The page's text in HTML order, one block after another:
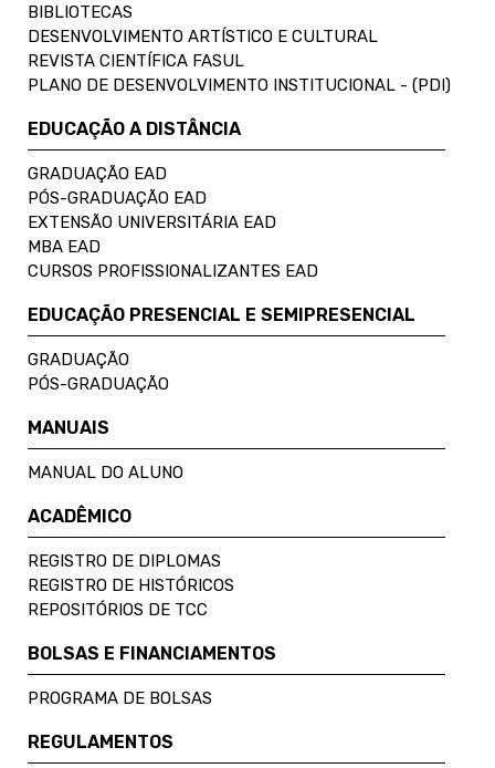
BIBLIOTECAS
DESENVOLVIMENTO ARTÍSTICO E CULTURAL
REVISTA CIENTÍFICA FASUL
PLANO DE DESENVOLVIMENTO INSTITUCIONAL - (PDI)
EDUCAÇÃO A DISTÂNCIA
GRADUAÇÃO EAD
PÓS-GRADUAÇÃO EAD
EXTENSÃO UNIVERSITÁRIA EAD
MBA EAD
CURSOS PROFISSIONALIZANTES EAD
EDUCAÇÃO PRESENCIAL E SEMIPRESENCIAL
GRADUAÇÃO
PÓS-GRADUAÇÃO
MANUAIS
MANUAL DO ALUNO
ACADÊMICO
REGISTRO DE DIPLOMAS
REGISTRO DE HISTÓRICOS
REPOSITÓRIOS DE TCC
BOLSAS E FINANCIAMENTOS
PROGRAMA DE BOLSAS
REGULAMENTOS